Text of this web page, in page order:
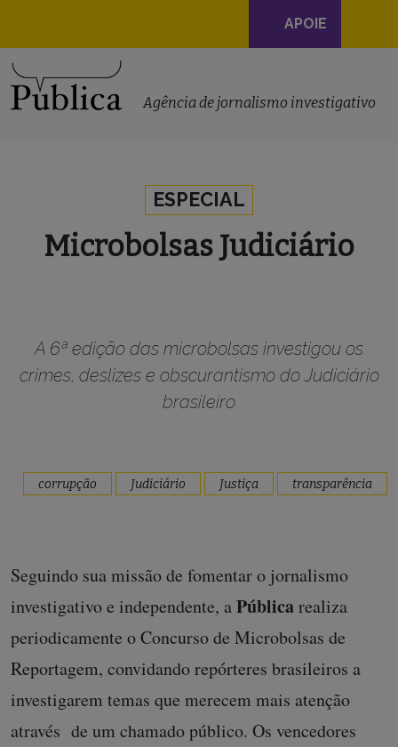
Navegação
principal
APOIE
Agência de jornalismo investigativo
ESPECIAL
Microbolsas Judiciário
A 6ª edição das microbolsas investigou os
crimes, deslizes e obscurantismo do Judiciário
brasileiro
corrupção Judiciário Justiça transparência
Seguindo sua missão de fomentar o jornalismo
investigativo e independente, aPúblicarealiza
periodicamente o Concurso de Microbolsas de
Reportagem, convidando repórteres brasileiros a
investigarem temas que merecem mais atenção
através de um chamado público. Os vencedores